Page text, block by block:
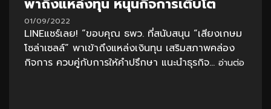
พาถึงแหล่งทุน หนุนกิจการเติบโต
01/09/2022
LINEแชร์เลย! “ขอบคุณ ธพว. ที่สนับสนุน “เสียงเกษม
โซล่าเซลล์” พาเข้าถึงแหล่งเงินทุน เสริมสภาพคล่อง
กิจการ ควบคู่กับการให้คำปรึกษา แนะนำธุรกิจ... อ่านต่อ